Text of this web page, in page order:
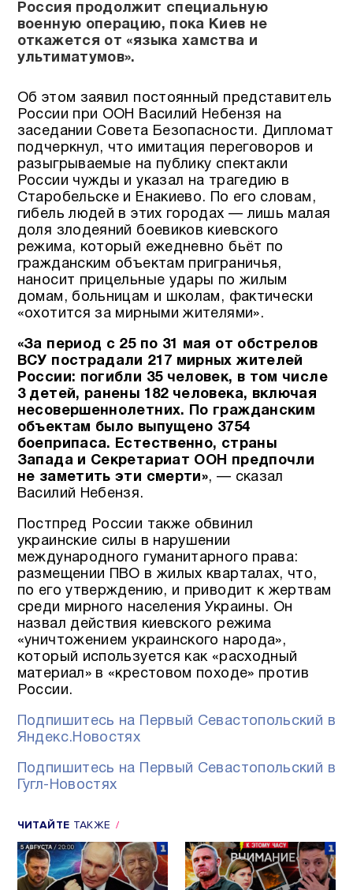
Россия продолжит специальную
военную операцию, пока Киев не
откажется от «языка хамства и
ультиматумов».
Об этом заявил постоянный представитель
России при ООН Василий Небензя на
заседании Совета Безопасности. Дипломат
подчеркнул, что имитация переговоров и
разыгрываемые на публику спектакли
России чужды и указал на трагедию в
Старобельске и Енакиево. По его словам,
гибель людей в этих городах — лишь малая
доля злодеяний боевиков киевского
режима, который ежедневно бьёт по
гражданским объектам приграничья,
наносит прицельные удары по жилым
домам, больницам и школам, фактически
«охотится за мирными жителями».
«За период с 25 по 31 мая от обстрелов
ВСУ пострадали 217 мирных жителей
России: погибли 35 человек, в том числе
3 детей, ранены 182 человека, включая
несовершеннолетних. По гражданским
объектам было выпущено 3754
боеприпаса. Естественно, страны
Запада и Секретариат ООН предпочли
не заметить эти смерти», — сказал
Василий Небензя.
Постпред России также обвинил
украинские силы в нарушении
международного гуманитарного права:
размещении ПВО в жилых кварталах, что,
по его утверждению, и приводит к жертвам
среди мирного населения Украины. Он
назвал действия киевского режима
«уничтожением украинского народа»,
который используется как «расходный
материал» в «крестовом походе» против
России.
Подпишитесь на Первый Севастопольский в
Яндекс.Новостях
Подпишитесь на Первый Севастопольский в
Гугл-Новостях
ЧИТАЙТЕ ТАКЖЕ